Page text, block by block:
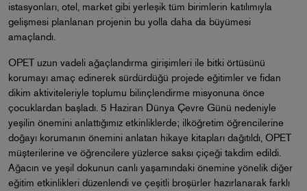
istasyonları, otel, market gibi yerleşik tüm birimlerin katılımıyla
gelişmesi planlanan projenin bu yolla daha da büyümesi
amaçlandı.
OPET uzun vadeli ağaçlandırma girişimleri ile bitki örtüsünü
korumayı amaç edinerek sürdürdüğü projede eğitimler ve fidan
dikim aktiviteleriyle toplumu bilinçlendirme misyonuna önce
çocuklardan başladı. 5 Haziran Dünya Çevre Günü nedeniyle
yeşilin önemini anlattığımız etkinliklerde; ilköğretim öğrencilerine
doğayı korumanın önemini anlatan hikaye kitapları dağıtıldı, OPET
müşterilerine ve öğrencilere yüzlerce saksı çiçeği takdim edildi.
Ağacın ve yeşil dokunun canlı yaşamındaki önemine yönelik diğer
eğitim etkinlikleri düzenlendi ve çeşitli broşürler hazırlanarak farklı